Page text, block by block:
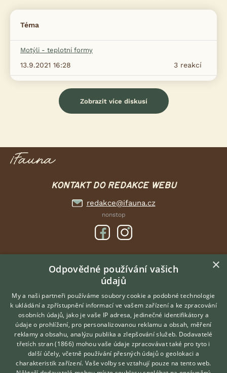
Téma
Motýli - teplotní formy
3 reakcí
13.9.2021 16:28
Zobrazit více diskusí
KONTAKT DO REDAKCE WEBU
redakce@ifauna.cz
nonstop
DOMOVSKÁ STRÁNKA
INZERCE
DISKUSE
ČLÁNKY
O nás
Kontakt
Možnosti zvýraznění inzerátů
Hledáte zvířecího kamaráda?
Zdarma vám poradí
VETERINÁŘ ONLINE
×
Odpovědné používání vašich
údajů
My a naši partneři používáme soubory cookie a podobné technologie
k ukládání a zpřístupnění informací ve vašem zařízení a ke zpracování
osobních údajů, jako je vaše IP adresa, jedinečné identifikátory a
údaje o prohlížení, pro personalizovanou reklamu a obsah, měření
reklamy a obsahu, analýzu publika a zlepšování služeb. Dodavatelé
třetích stran (1866) mohou vaše údaje zpracovávat také pro tyto i
další účely, včetně používání přesných údajů o geolokaci a
charakteristik zařízení. Vaše volby se vztahují pouze na tento web.